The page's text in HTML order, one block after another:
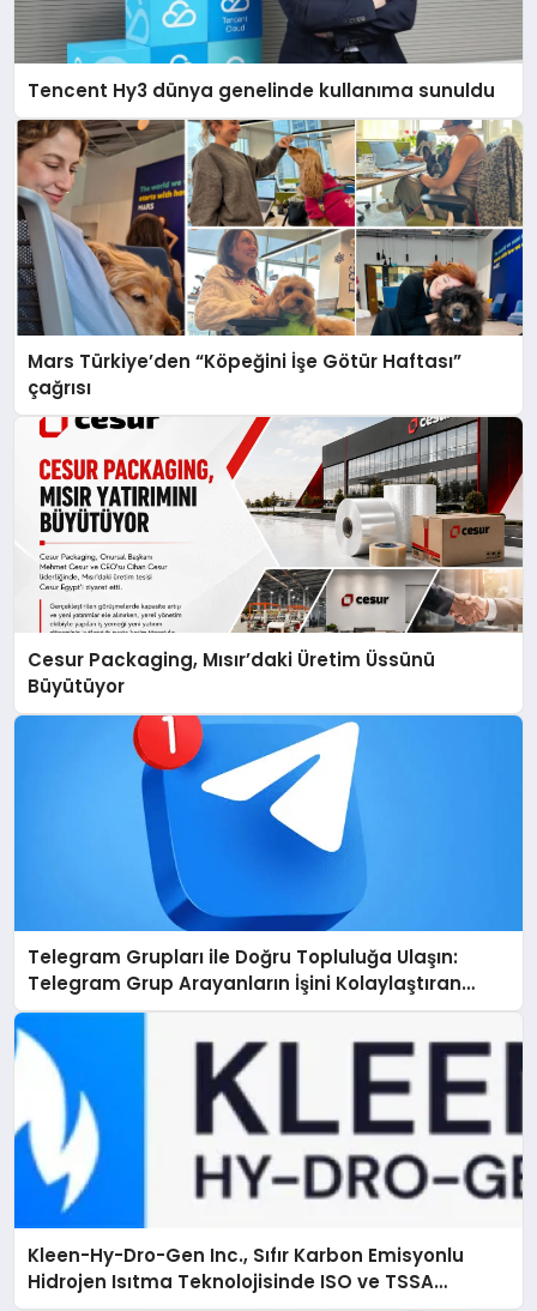
Tencent Hy3 dünya genelinde kullanıma sunuldu
Mars Türkiye’den “Köpeğini İşe Götür Haftası”
çağrısı
Cesur Packaging, Mısır’daki Üretim Üssünü
Büyütüyor
Telegram Grupları ile Doğru Topluluğa Ulaşın:
Telegram Grup Arayanların İşini Kolaylaştıran
Çözüm
Kleen-Hy-Dro-Gen Inc., Sıfır Karbon Emisyonlu
Hidrojen Isıtma Teknolojisinde ISO ve TSSA